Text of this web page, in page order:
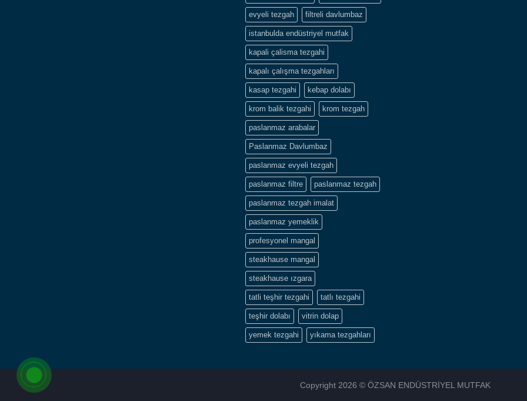
evyeli tezgah filtreli davlumbaz
istanbulda endüstriyel mutfak
kapali çalisma tezgahi
kapalı çalışma tezgahları
kasap tezgahi kebap dolabı
krom balik tezgahi krom tezgah
paslanmaz arabalar
Paslanmaz Davlumbaz
paslanmaz evyeli tezgah
paslanmaz filtre paslanmaz tezgah
paslanmaz tezgah imalat
paslanmaz yemeklik
profesyonel mangal
steakhause mangal
steakhause ızgara
tatli teşhir tezgahi tatlı tezgahi
teşhir dolabı vitrin dolap
yemek tezgahi yıkama tezgahları
Copyright 2026 © ÖZSAN ENDÜSTRİYEL MUTFAK